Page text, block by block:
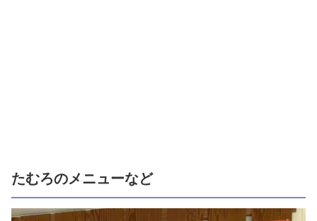
たむろのメニューなど